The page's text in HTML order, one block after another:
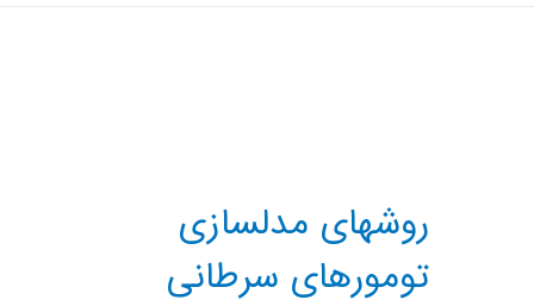
روشهای مدلسازی
تومورهای سرطانی